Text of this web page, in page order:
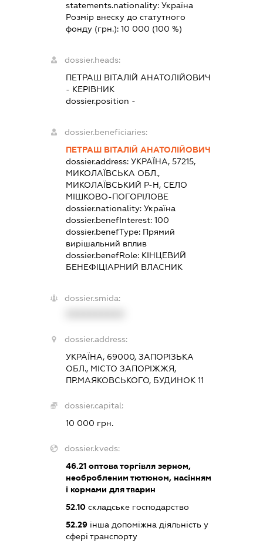
statements.nationality: Україна
Розмір внеску до статутного
фонду (грн.): 10 000 (100 %)
dossier.heads:
ПЕТРАШ ВІТАЛІЙ АНАТОЛІЙОВИЧ
- КЕРІВНИК
dossier.position -
dossier.beneficiaries:
ПЕТРАШ ВІТАЛІЙ АНАТОЛІЙОВИЧ
dossier.address: УКРАЇНА, 57215,
МИКОЛАЇВСЬКА ОБЛ.,
МИКОЛАЇВСЬКИЙ Р-Н, СЕЛО
МІШКОВО-ПОГОРІЛОВЕ
dossier.nationality: Україна
dossier.benefInterest: 100
dossier.benefType: Прямий
вирішальний вплив
dossier.benefRole: КІНЦЕВИЙ
БЕНЕФІЦІАРНИЙ ВЛАСНИК
dossier.smida:
dossier.address:
УКРАЇНА, 69000, ЗАПОРІЗЬКА
ОБЛ., МІСТО ЗАПОРІЖЖЯ,
ПР.МАЯКОВСЬКОГО, БУДИНОК 11
dossier.capital:
10 000 грн.
dossier.kveds:
46.21оптова торгівля зерном,
необробленим тютюном, насінням
і кормами для тварин
52.10складське господарство
52.29інша допоміжна діяльність у
сфері транспорту